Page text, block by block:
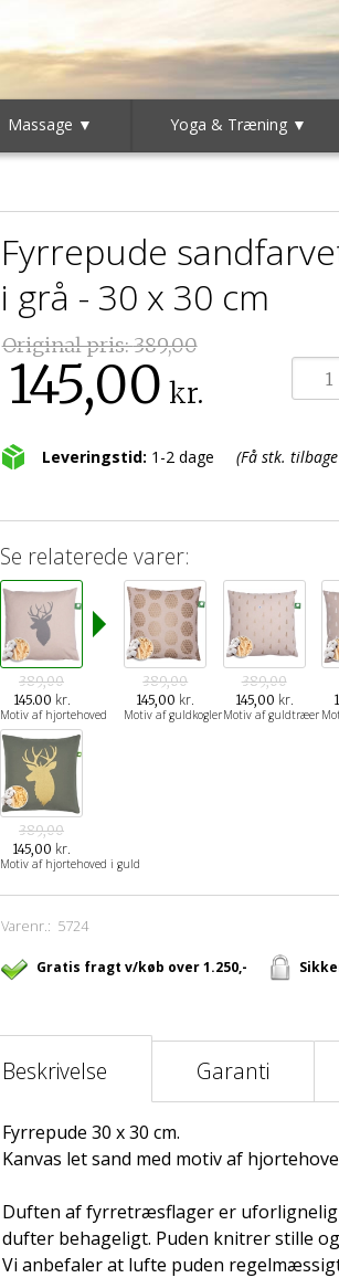
Massage ▼ Yoga & Træning ▼
Fyrrepude
i grå - 30 x 30 cm
Original pris:389,00
145,00 kr.
Leveringstid: 1-2 dage (Få stk.
Se relaterede varer:
389,00
145.00 kr.
Motiv af hjortehoved
389,00
145,00 kr.
Motiv af guldkogler
389,00
145,00 kr.
Motiv af guldtræer
389,00
145,00 kr.
Motiv af hjortehoved i guld
Varenr.: 5724
Gratis fragt v/køb over 1.250,-
Beskrivelse Garanti
Fyrrepude 30 x 30 cm.
Kanvas let sand med motiv af
Duften af ​​fyrretræsflager er
dufter behageligt. Puden knitrer stille
Vi anbefaler at lufte puden